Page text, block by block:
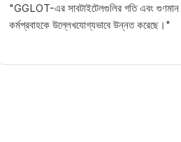
"GGLOT-এর সাবটাইটেলগুলির গতি এবং গুণমান
কর্মপ্রবাহকে উল্লেখযোগ্যভাবে উন্নত করেছে।"